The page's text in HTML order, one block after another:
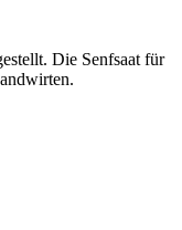
Die Senfsaat für